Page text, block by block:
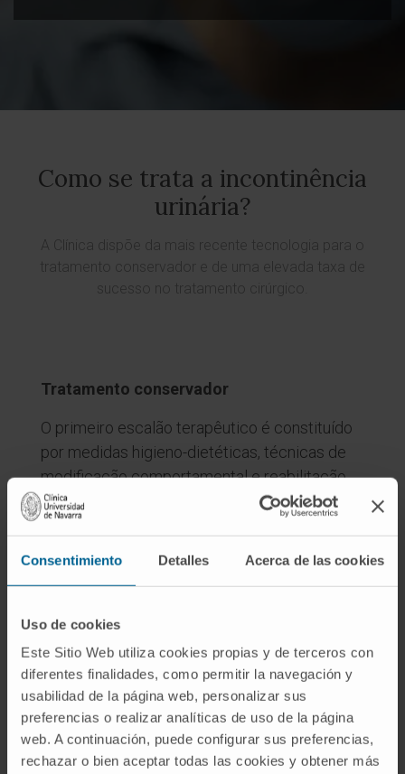
Consentimiento Detalles Acerca de las cookies
Uso de cookies
Este Sitio Web utiliza cookies propias y de terceros con
diferentes finalidades, como permitir la navegación y
usabilidad de la página web, personalizar sus
preferencias o realizar analíticas de uso de la página
web. A continuación, puede configurar sus preferencias,
rechazar o bien aceptar todas las cookies y obtener más
Como se trata a incontinência
urinária?
A Clínica dispõe da mais recente tecnologia para o
tratamento conservador e de uma elevada taxa de
sucesso no tratamento cirúrgico.
Tratamento conservador
O primeiro escalão terapêutico é constituído
por medidas higieno-dietéticas, técnicas de
modificação comportamental e reabilitação
muscular do pavimento pélvico.
Tratamento farmacológico
Cirurgia minimamente invasiva para doentes
em que os tratamentos conservador e
farmacológico não surtiram efeito.
Pela sua eficácia em cerca de 90% dos casos,